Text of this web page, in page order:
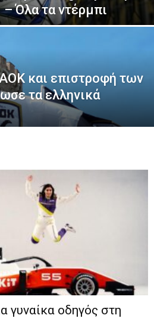
Όλα τα ντέρμπι
και επιστροφή των
τα ελληνικά
γυναίκα οδηγός στη